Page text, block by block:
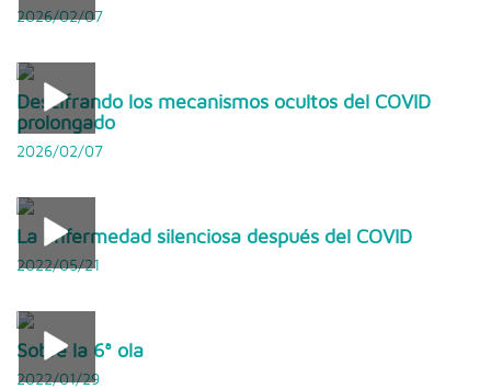
2026/02/07
Descifrando los mecanismos ocultos del COVID
prolongado
2026/02/07
La enfermedad silenciosa después del COVID
2022/05/21
Sobre la 6ª ola
2022/01/29